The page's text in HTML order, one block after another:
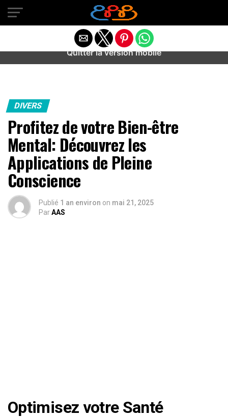
Warning
: preg_match(): Unknown modifier '/' in
/home/u589487443/domains/aideanxietestress.fr/
content/plugins/idev-post-views/includes/class-bots.php
DIVERS
Profitez de votre Bien-être
Mental: Découvrez les
Applications de Pleine
Conscience
Publié 1 an environ on mai 21, 2025
ParAAS
Optimisez votre Santé
Quitter la version mobile